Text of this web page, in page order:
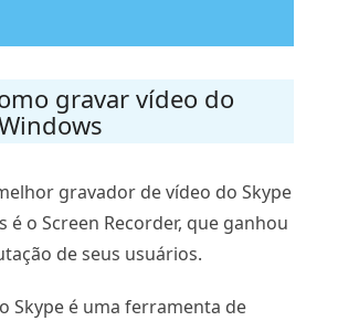
gravar vídeo do
gravador de vídeo do Skype
é o Screen Recorder, que ganhou
de seus usuários.
Skype é uma ferramenta de